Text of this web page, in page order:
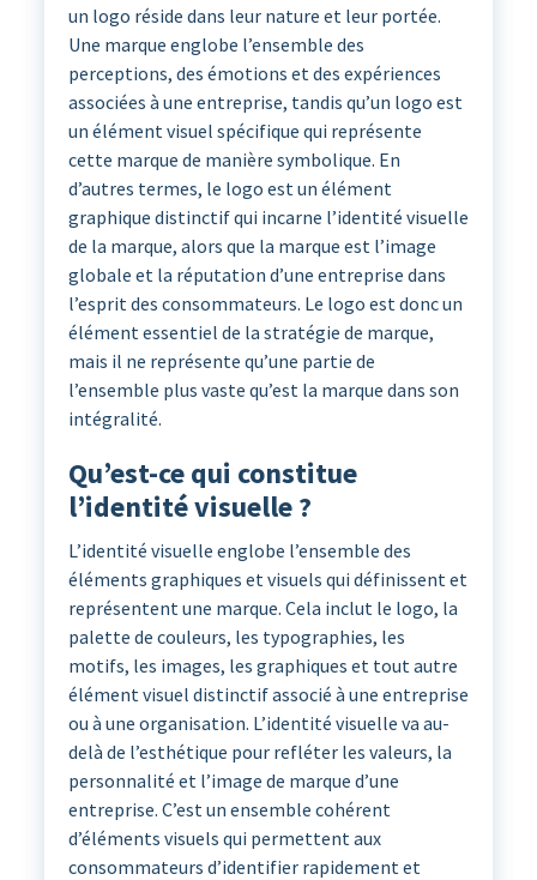
un logo réside dans leur nature et leur portée.
Une marque englobe l’ensemble des
perceptions, des émotions et des expériences
associées à une entreprise, tandis qu’un logo est
un élément visuel spécifique qui représente
cette marque de manière symbolique. En
d’autres termes, le logo est un élément
graphique distinctif qui incarne l’identité visuelle
de la marque, alors que la marque est l’image
globale et la réputation d’une entreprise dans
l’esprit des consommateurs. Le logo est donc un
élément essentiel de la stratégie de marque,
mais il ne représente qu’une partie de
l’ensemble plus vaste qu’est la marque dans son
intégralité.
Qu’est-ce qui constitue
l’identité visuelle ?
L’identité visuelle englobe l’ensemble des
éléments graphiques et visuels qui définissent et
représentent une marque. Cela inclut le logo, la
palette de couleurs, les typographies, les
motifs, les images, les graphiques et tout autre
élément visuel distinctif associé à une entreprise
ou à une organisation. L’identité visuelle va au-
delà de l’esthétique pour refléter les valeurs, la
personnalité et l’image de marque d’une
entreprise. C’est un ensemble cohérent
d’éléments visuels qui permettent aux
consommateurs d’identifier rapidement et